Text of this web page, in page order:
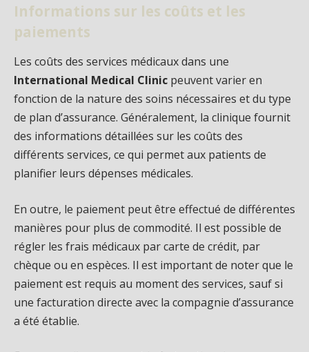
Informations sur les coûts et les
paiements
Les coûts des services médicaux dans une
International Medical Clinic peuvent varier en
fonction de la nature des soins nécessaires et du type
de plan d’assurance. Généralement, la clinique fournit
des informations détaillées sur les coûts des
différents services, ce qui permet aux patients de
planifier leurs dépenses médicales.
En outre, le paiement peut être effectué de différentes
manières pour plus de commodité. Il est possible de
régler les frais médicaux par carte de crédit, par
chèque ou en espèces. Il est important de noter que le
paiement est requis au moment des services, sauf si
une facturation directe avec la compagnie d’assurance
a été établie.